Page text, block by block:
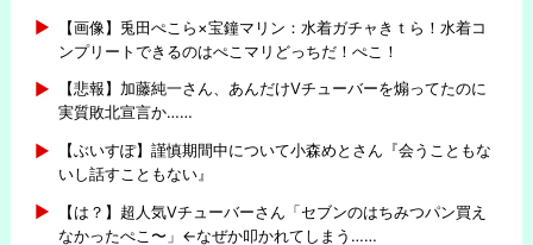
【画像】兎田ぺこら×宝鐘マリン：水着ガチャきｔら！水着コ
ンプリートできるのはぺこマリどっちだ！ぺこ！
【悲報】加藤純一さん、あんだけVチューバーを煽ってたのに
実質敗北宣言か……
【ぶいすぽ】謹慎期間中について小森めとさん『会うこともな
いし話すこともない』
【は？】超人気Vチューバーさん「セブンのはちみつパン買え
なかったぺこ〜」←なぜか叩かれてしまう……